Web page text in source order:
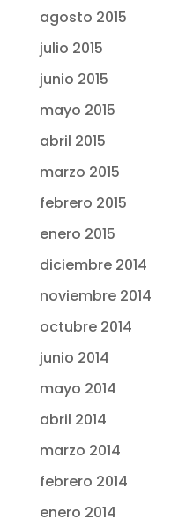
agosto 2015
julio 2015
junio 2015
mayo 2015
abril 2015
marzo 2015
febrero 2015
enero 2015
diciembre 2014
noviembre 2014
octubre 2014
junio 2014
mayo 2014
abril 2014
marzo 2014
febrero 2014
enero 2014